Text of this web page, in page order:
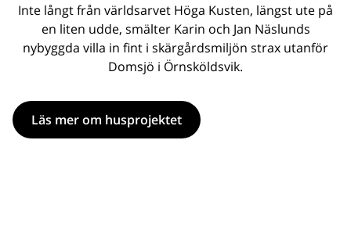
Inte långt från världsarvet Höga Kusten, längst ute på
en liten udde, smälter Karin och Jan Näslunds
nybyggda villa in fint i skärgårdsmiljön strax utanför
Domsjö i Örnsköldsvik.
Läs mer om husprojektet